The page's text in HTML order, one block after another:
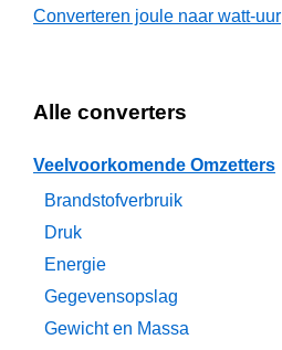
Converteren joule naar watt-uur
Alle converters
Veelvoorkomende Omzetters
Brandstofverbruik
Druk
Energie
Gegevensopslag
Gewicht en Massa